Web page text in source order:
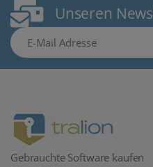
Unseren
E-Mail Adresse
Gebrauchte Software kaufen